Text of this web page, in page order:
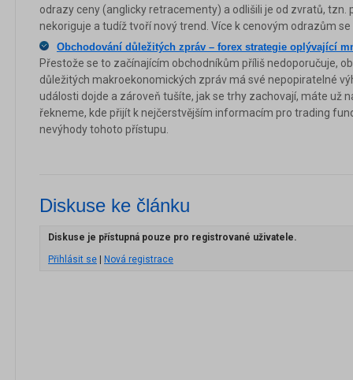
odrazy ceny (anglicky retracementy) a odlišili je od zvratů, tzn.
nekoriguje a tudíž tvoří nový trend. Více k cenovým odrazům
Obchodování důležitých zpráv – forex strategie oplývající
Přestože se to začínajícím obchodníkům příliš nedoporučuje,
důležitých makroekonomických zpráv má své nepopiratelné
události dojde a zároveň tušíte, jak se trhy zachovají, máte už
řekneme, kde přijít k nejčerstvějším informacím pro trading
nevýhody tohoto přístupu.
Diskuse ke článku
Diskuse je přístupná pouze pro registrované uživatele.
Přihlásit se | Nová registrace